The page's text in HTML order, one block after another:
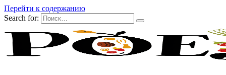
Перейти к содержанию
Search for: